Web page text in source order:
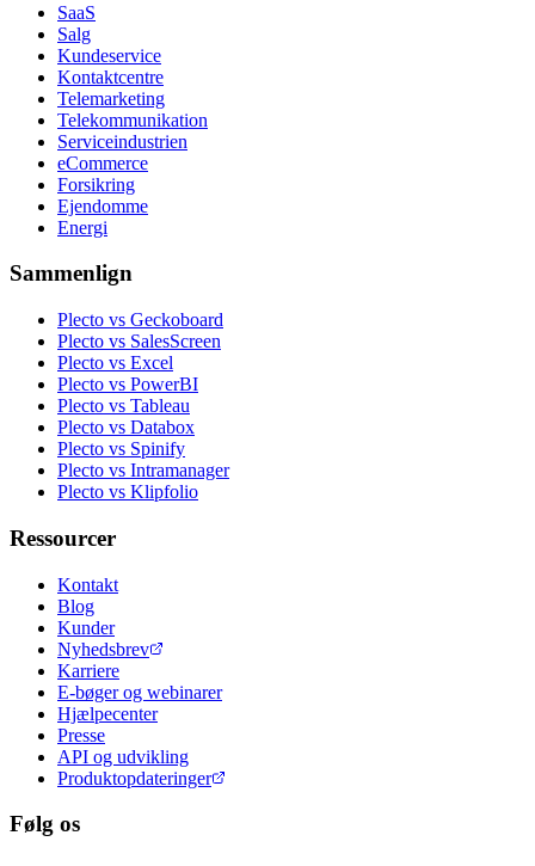
SaaS
Salg
Kundeservice
Kontaktcentre
Telemarketing
Telekommunikation
Serviceindustrien
eCommerce
Forsikring
Ejendomme
Energi
Sammenlign
Plecto vs Geckoboard
Plecto vs SalesScreen
Plecto vs Excel
Plecto vs PowerBI
Plecto vs Tableau
Plecto vs Databox
Plecto vs Spinify
Plecto vs Intramanager
Plecto vs Klipfolio
Ressourcer
Kontakt
Blog
Kunder
Nyhedsbrev
Karriere
E-bøger og webinarer
Hjælpecenter
Presse
API og udvikling
Produktopdateringer
Følg os